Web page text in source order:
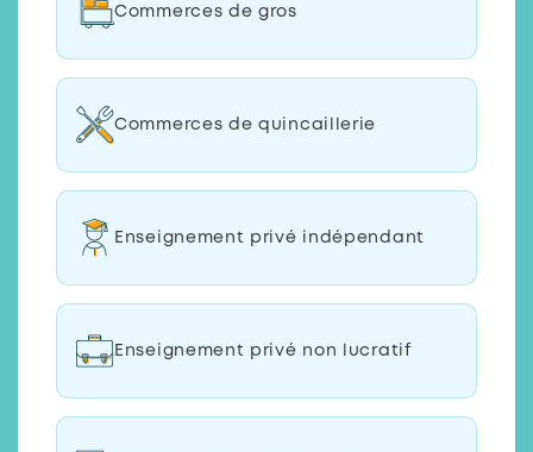
Commerces de gros
Commerces de quincaillerie
Enseignement privé indépendant
Enseignement privé non lucratif